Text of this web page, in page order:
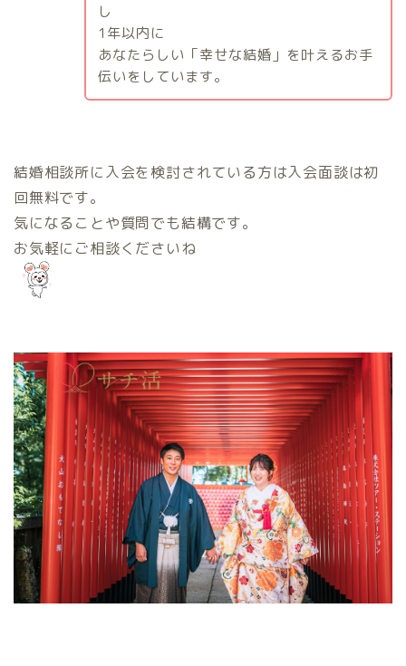
し
1 年以内に
あなたらしい「幸せな結婚」を叶えるお手
伝いをしています。
結婚相談所に入会を検討されている方は入会面談は初
回無料です。
気になることや質問でも結構です。
お気軽にご相談くださいね